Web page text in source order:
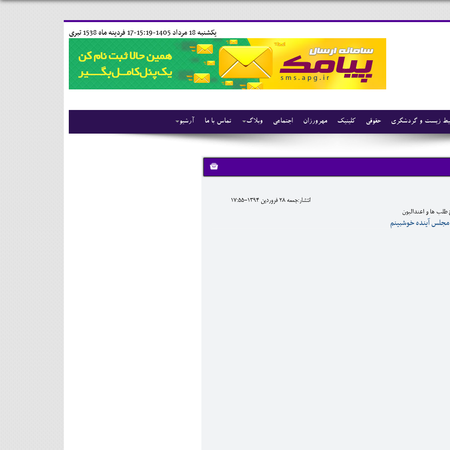
17 فردينه ماه 1538 تبری يکشنبه 18 مرداد 1405-15:19-
آرشیو تماس با ما وبلاگ اجتماعی مهرورزان کلینیک حقوقی زیست و گردشگری
انتشار:جمعه 28 فروردين 1394-17:55
ها و اعتدالیون
آینده خوشبینم